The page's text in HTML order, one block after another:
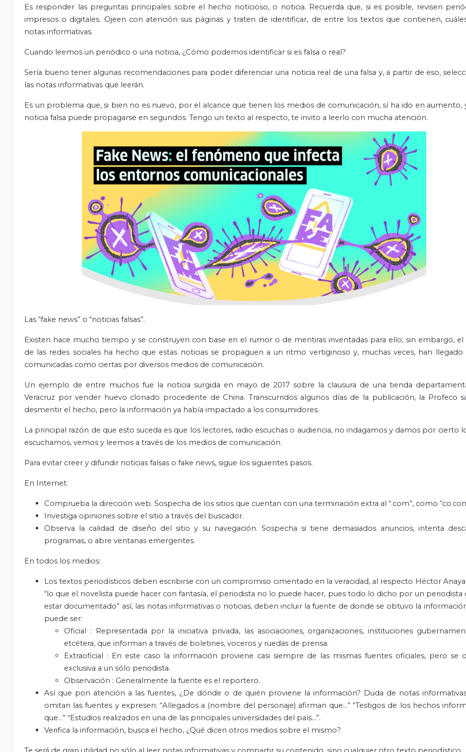
Es responder las preguntas principales sobre el hecho noticioso, o noticia. Recuerda que, si es posible, revisen
impresos o digitales. Ojeen con atención sus páginas y traten de identificar, de entre los textos que contienen,
notas informativas.
Cuando leemos un periódico o una noticia, ¿Cómo podemos identificar si es falsa o real?
Sería bueno tener algunas recomendaciones para poder diferenciar una noticia real de una falsa y, a partir de eso,
las notas informativas que leerán.
Es un problema que, si bien no es nuevo, por el alcance que tienen los medios de comunicación, sí ha ido en aumento,
noticia falsa puede propagarse en segundos. Tengo un texto al respecto, te invito a leerlo con mucha atención.
Las “fake news” o “noticias falsas”.
Existen hace mucho tiempo y se construyen con base en el rumor o de mentiras inventadas para ello; sin embargo, el
de las redes sociales ha hecho que estas noticias se propaguen a un ritmo vertiginoso y, muchas veces, han llegado
comunicadas como ciertas por diversos medios de comunicación.
Un ejemplo de entre muchos fue la noticia surgida en mayo de 2017 sobre la clausura de una tienda
Veracruz por vender huevo clonado procedente de China. Transcurridos algunos días de la publicación, la Profeco
desmentir el hecho, pero la información ya había impactado a los consumidores.
La principal razón de que esto suceda es que los lectores, radio escuchas o audiencia, no indagamos y damos por cierto
escuchamos, vemos y leemos a través de los medios de comunicación.
Para evitar creer y difundir noticias falsas o fake news, sigue los siguientes pasos.
En Internet:
Comprueba la dirección web. Sospecha de los sitios que cuentan con una terminación extra al “.com”, como
Investiga opiniones sobre el sitio a través del buscador.
Observa la calidad de diseño del sitio y su navegación. Sospecha si tiene demasiados anuncios, intenta
programas, o abre ventanas emergentes.
En todos los medios:
Los textos periodísticos deben escribirse con un compromiso cimentado en la veracidad, al respecto Héctor Anaya
“lo que el novelista puede hacer con fantasía, el periodista no lo puede hacer, pues todo lo dicho por un periodista
estar documentado” así, las notas informativas o noticias, deben incluir la fuente de donde se obtuvo la
puede ser:
Oficial : Representada por la iniciativa privada, las asociaciones, organizaciones, instituciones
etcétera, que informan a través de boletines, voceros y ruedas de prensa.
Extraoficial : En este caso la información proviene casi siempre de las mismas fuentes oficiales, pero se
exclusiva a un sólo periodista.
Observación : Generalmente la fuente es el reportero.
Así que pon atención a las fuentes, ¿De dónde o de quién proviene la información? Duda de notas
omitan las fuentes y expresen: “Allegados a (nombre del personaje) afirman que…” “Testigos de los hechos
que…” “Estudios realizados en una de las principales universidades del país…”.
Verifica la información, busca el hecho, ¿Qué dicen otros medios sobre el mismo?